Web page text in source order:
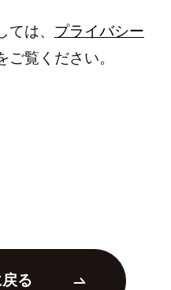
は、 プライバシー
ご覧ください。
る